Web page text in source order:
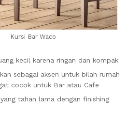
Kursi Bar Waco
kecil karena ringan dan kompak
sebagai aksen untuk bilah rumah
cocok untuk Bar atau Cafe
tahan lama dengan finishing